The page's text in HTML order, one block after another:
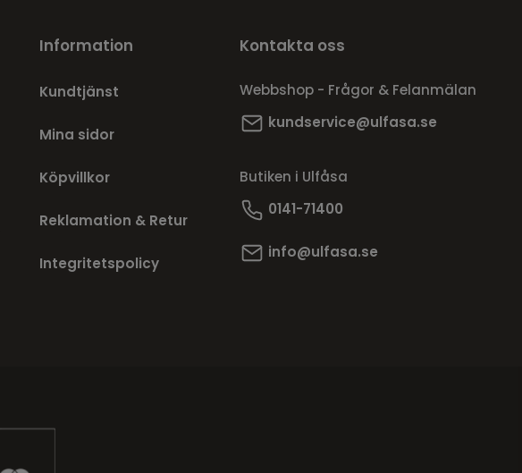
Information
Kundtjänst
Mina sidor
Köpvillkor
Reklamation & Retur
Integritetspolicy
Kontakta oss
Webbshop - Frågor & Felanmälan
kundservice@ulfasa.se
Butiken i Ulfåsa
0141-71400
info@ulfasa.se